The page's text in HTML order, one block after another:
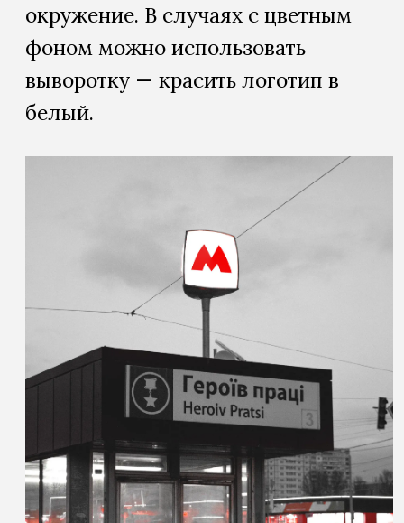
окружение. В случаях с цветным
фоном можно использовать
выворотку — красить логотип в
белый.